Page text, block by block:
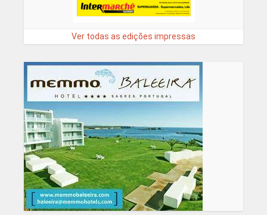
Ver todas as edições impressas